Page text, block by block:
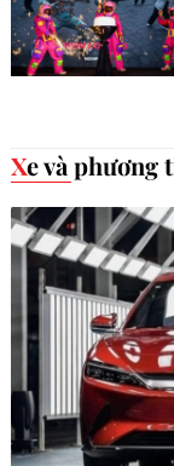
Xe và phương